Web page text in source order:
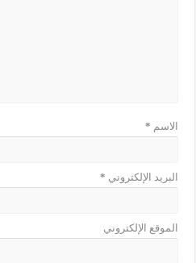
الاسم *
البريد الإلكتروني *
الموقع الإلكتروني